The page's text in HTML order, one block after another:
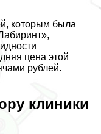
которым была
цена этой
рублей.
клиники